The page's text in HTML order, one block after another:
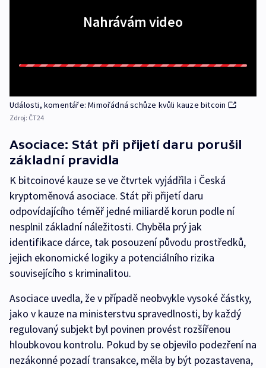
Nahrávám video
Události, komentáře: Mimořádná schůze kvůli kauze bitcoin
Zdroj: ČT24
Asociace: Stát při přijetí daru porušil
základní pravidla
K bitcoinové kauze se ve čtvrtek vyjádřila i Česká
kryptoměnová asociace. Stát při přijetí daru
odpovídajícího téměř jedné miliardě korun podle ní
nesplnil základní náležitosti. Chyběla prý jak
identifikace dárce, tak posouzení původu prostředků,
jejich ekonomické logiky a potenciálního rizika
souvisejícího s kriminalitou.
Asociace uvedla, že v případě neobvykle vysoké částky,
jako v kauze na ministerstvu spravedlnosti, by každý
regulovaný subjekt byl povinen provést rozšířenou
hloubkovou kontrolu. Pokud by se objevilo podezření na
nezákonné pozadí transakce, měla by být pozastavena,